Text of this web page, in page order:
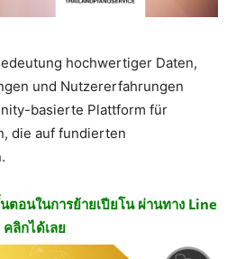
hochwertiger Daten,
und Nutzererfahrungen
basierte Plattform für
die auf fundierten
อนในการย้ายเปียโน ผ่านทาง Line
คลิกได้เลย